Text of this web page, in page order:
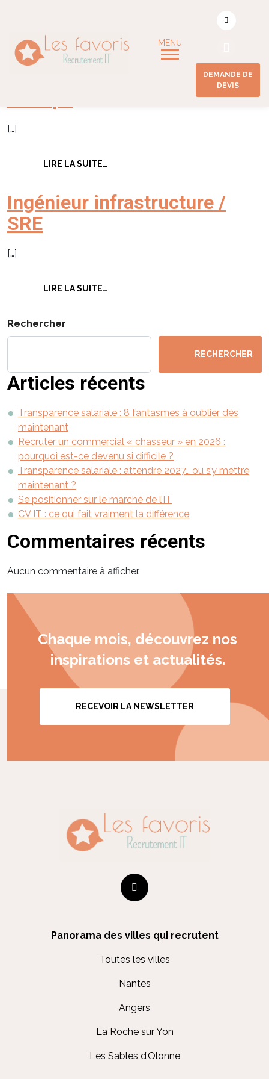
DEMANDE DE
DEVIS
Compétence
techniques :
AWS
[…]
LIRE LA SUITE…
Ingénieur infrastructure /
SRE
[…]
LIRE LA SUITE…
Rechercher
RECHERCHER
Articles récents
Transparence salariale : 8 fantasmes à oublier dès
maintenant
Recruter un commercial « chasseur » en 2026 :
pourquoi est-ce devenu si difficile ?
Transparence salariale : attendre 2027… ou s’y mettre
maintenant ?
Se positionner sur le marché de l’IT
CV IT : ce qui fait vraiment la différence
Commentaires récents
Aucun commentaire à afficher.
Chaque mois, découvrez nos
inspirations et actualités.
RECEVOIR LA NEWSLETTER
Panorama des villes qui recrutent
Toutes les villes
Nantes
Angers
La Roche sur Yon
Les Sables d’Olonne